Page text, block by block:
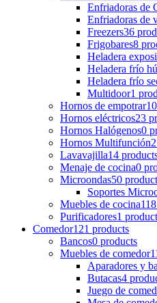
Enfriadoras de
Enfriadoras de
Freezers36
Frigobares8
Heladera
Heladera frío
Heladera frío
Multidoor1
Hornos de empotrar
Hornos eléctricos23
Hornos Halógenos0
Hornos Multifunción
Lavavajilla14
Menaje de cocina0
Microondas50
Soportes
Muebles de cocina
Purificadores1 product
Comedor121 products
Bancos0 products
Muebles de comedor
Aparadores y
Butacas4
Juego de